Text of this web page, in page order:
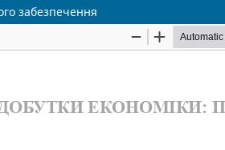
забезпечення